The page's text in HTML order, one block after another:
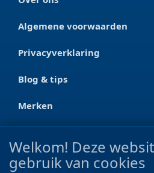
Algemene voorwaarden
Privacyverklaring
Blog & tips
Merken
CONTACT
Ootmarsumseweg 125a
Welkom! Deze
gebruik van cookies